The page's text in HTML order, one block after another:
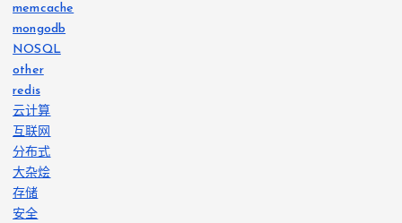
memcache
mongodb
NOSQL
other
redis
云计算
互联网
分布式
大杂烩
存储
安全